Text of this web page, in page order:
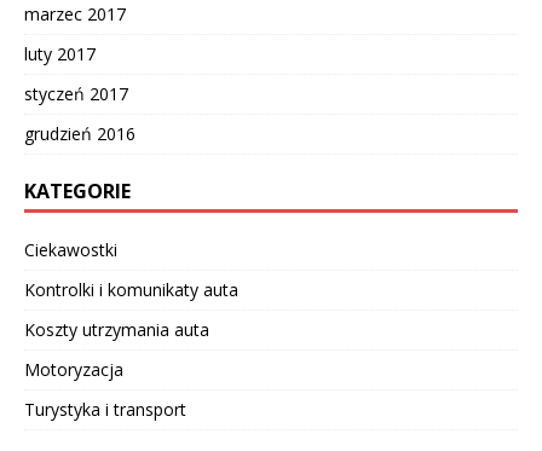
marzec 2017
luty 2017
styczeń 2017
grudzień 2016
KATEGORIE
Ciekawostki
Kontrolki i komunikaty auta
Koszty utrzymania auta
Motoryzacja
Turystyka i transport